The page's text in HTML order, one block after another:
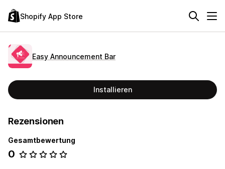
Shopify App Store
Easy Announcement Bar
Installieren
Rezensionen
Gesamtbewertung
0